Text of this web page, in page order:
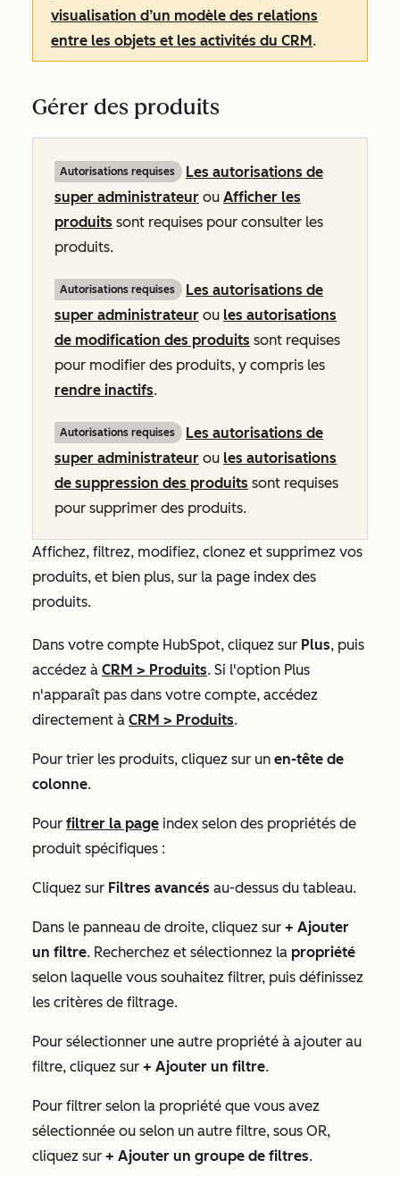
visualisation d’un modèle des relations
entre les objets et les activités du CRM.
Gérer des produits
Autorisations requises
Les autorisations de
super administrateur ou Afficher les
produits sont requises pour consulter les
produits.
Autorisations requises
Les autorisations de
super administrateur ou les autorisations
de modification des produits sont requises
pour modifier des produits, y compris les
rendre inactifs.
Autorisations requises
Les autorisations de
super administrateur ou les autorisations
de suppression des produits sont requises
pour supprimer des produits.
Affichez, filtrez, modifiez, clonez et supprimez vos
produits, et bien plus, sur la page index des
produits.
Dans votre compte HubSpot, cliquez sur Plus, puis
accédez à CRM > Produits. Si l'option Plus
n'apparaît pas dans votre compte, accédez
directement à CRM > Produits.
Pour trier les produits, cliquez sur un en-tête de
colonne.
Pour filtrer la page index selon des propriétés de
produit spécifiques :
Cliquez sur Filtres avancés au-dessus du tableau.
Dans le panneau de droite, cliquez sur + Ajouter
un filtre. Recherchez et sélectionnez la propriété
selon laquelle vous souhaitez filtrer, puis définissez
les critères de filtrage.
Pour sélectionner une autre propriété à ajouter au
filtre, cliquez sur + Ajouter un filtre.
Pour filtrer selon la propriété que vous avez
sélectionnée ou selon un autre filtre, sous OR,
cliquez sur + Ajouter un groupe de filtres.